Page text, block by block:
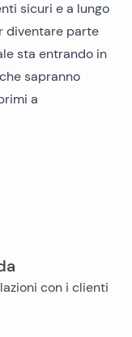
sicuri e a lungo
diventare parte
sta entrando in
sapranno
a
con i clienti